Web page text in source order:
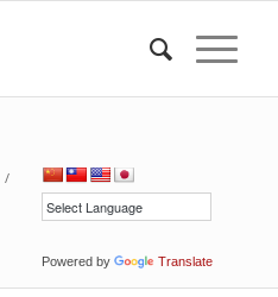
Powered by Translate
/